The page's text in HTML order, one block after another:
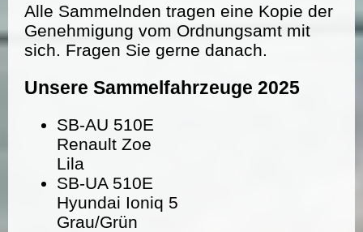
Alle Sammelnden tragen eine Kopie der
Genehmigung vom Ordnungsamt mit
sich. Fragen Sie gerne danach.
Unsere Sammelfahrzeuge 2025
SB-AU 510E
Renault Zoe
Lila
SB-UA 510E
Hyundai Ioniq 5
Grau/Grün